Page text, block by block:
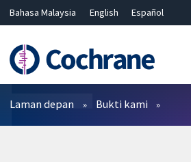
Bahasa Malaysia English
Español
Hrvatski
Deutsch ไทย
繁體中文
简体中文
Penapis
Laman depan Bukti kami